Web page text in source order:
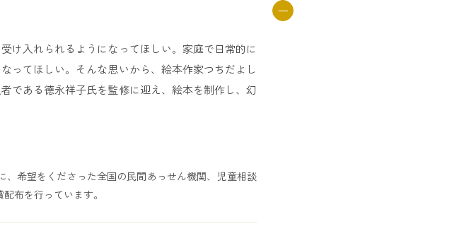
け入れられるようになってほしい。家庭で日常的に
ってほしい。そんな思いから、絵本作家つちだよし
である德永祥子氏を監修に迎え、絵本を制作し、幻
希望をくださった全国の民間あっせん機関、児童相談
布を行っています。